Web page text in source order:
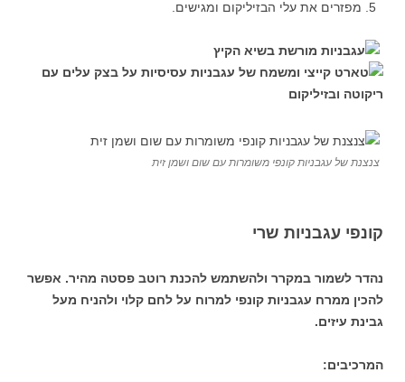
מפזרים את עלי הבזיליקום ומגישים.
צנצנת של עגבניות קונפי משומרות עם שום ושמן זית
קונפי עגבניות שרי
נהדר לשמור במקרר ולהשתמש להכנת רוטב פסטה מהיר. אפשר
להכין ממרח עגבניות קונפי למרוח על לחם קלוי ולהניח מעל
גבינת עיזים.
המרכיבים: